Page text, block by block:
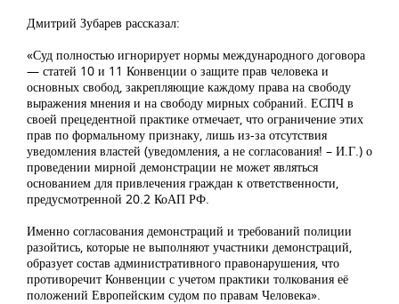
Дмитрий Зубарев рассказал:
«Суд полностью игнорирует нормы международного договора
— статей 10 и 11 Конвенции о защите прав человека и
основных свобод, закрепляющие каждому права на свободу
выражения мнения и на свободу мирных собраний. ЕСПЧ в
своей прецедентной практике отмечает, что ограничение этих
прав по формальному признаку, лишь из-за отсутствия
уведомления властей (уведомления, а не согласования! – И.Г.) о
проведении мирной демонстрации не может являться
основанием для привлечения граждан к ответственности,
предусмотренной 20.2 КоАП РФ.
Именно согласования демонстраций и требований полиции
разойтись, которые не выполняют участники демонстраций,
образует состав административного правонарушения, что
противоречит Конвенции с учетом практики толкования её
положений Европейским судом по правам Человека».